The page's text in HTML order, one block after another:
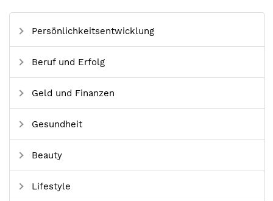
Persönlichkeitsentwicklung
Beruf und Erfolg
Geld und Finanzen
Gesundheit
Beauty
Lifestyle